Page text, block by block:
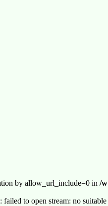
by allow_url_include=0 in /
to open stream: no